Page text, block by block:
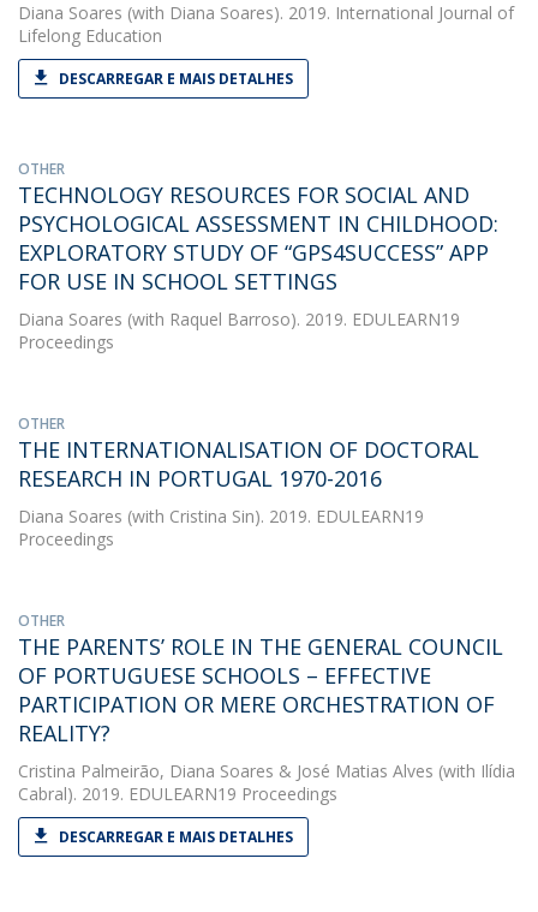
Diana Soares (with Diana Soares). 2019. International Journal of
Lifelong Education
DESCARREGAR E MAIS DETALHES
OTHER
TECHNOLOGY RESOURCES FOR SOCIAL AND
PSYCHOLOGICAL ASSESSMENT IN CHILDHOOD:
EXPLORATORY STUDY OF “GPS4SUCCESS” APP
FOR USE IN SCHOOL SETTINGS
Diana Soares (with Raquel Barroso). 2019. EDULEARN19
Proceedings
OTHER
THE INTERNATIONALISATION OF DOCTORAL
RESEARCH IN PORTUGAL 1970-2016
Diana Soares (with Cristina Sin). 2019. EDULEARN19
Proceedings
OTHER
THE PARENTS’ ROLE IN THE GENERAL COUNCIL
OF PORTUGUESE SCHOOLS – EFFECTIVE
PARTICIPATION OR MERE ORCHESTRATION OF
REALITY?
Cristina Palmeirão, Diana Soares & José Matias Alves (with Ilídia
Cabral). 2019. EDULEARN19 Proceedings
DESCARREGAR E MAIS DETALHES